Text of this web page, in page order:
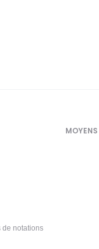
de notations